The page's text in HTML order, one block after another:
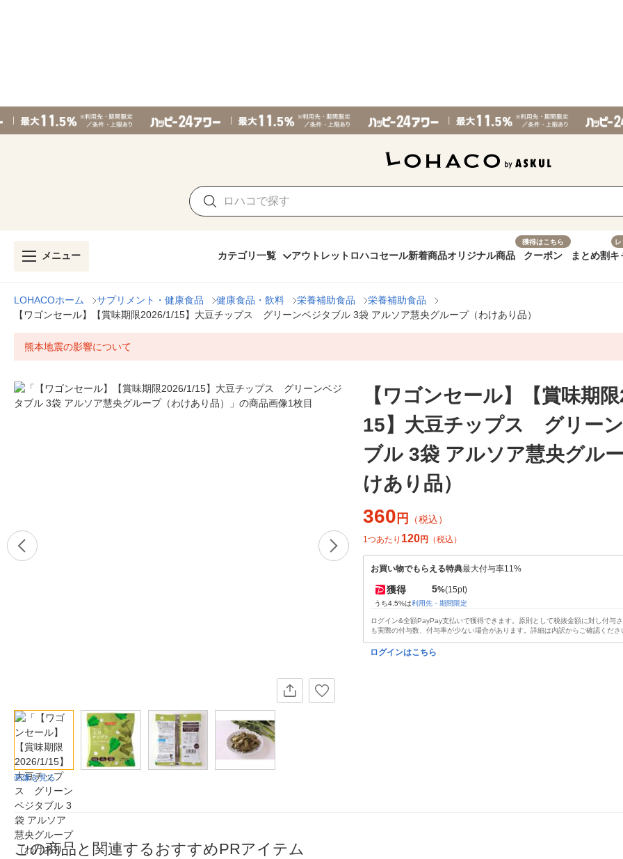
メニュー カテゴリ一覧 アウトレット ロハコセール新着商品オリジナル商品
獲得はこちら
クーポン まとめ割キ
LOHACOホーム サプリメント・健康食品 健康食品・飲料 栄養補助食品
栄養補助食品
【ワゴンセール】【賞味期限2026/1/15】大豆チップス グリーンベジタブル 3袋 アルソア慧央グループ（わけあり品）
熊本地震の影響について
画像を見る
【ワゴンセール】【賞味期
15】大豆チップス グリー
ブル 3袋 アルソア慧央グル
けあり品）
360 円 （税込）
1つあたり 120円 （税込）
お買い物でもらえる特典最大付与率11%
獲得 5%(15pt)
うち4.5%は利用先・期間限定
ログイン&全額PayPay支払いで獲得できます。原則として税抜金額に対し付与
も実際の付与数、付与率が少ない場合があります。詳細は内訳からご確認くださ
ログインはこちら
この商品と関連するおすすめPRアイテム